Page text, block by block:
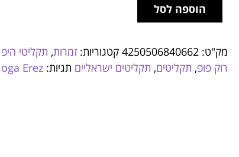
הוספה לסל
מק"ט: 4250506840662 קטגוריות: זמרות, תקליטי
רוק פופ, תקליטים, תקליטים ישראליים תגיות: Erez